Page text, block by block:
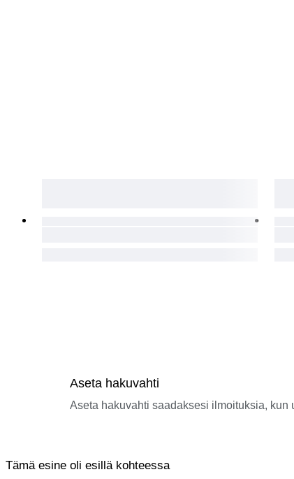
Aseta hakuvahti
Aseta hakuvahti saadaksesi ilmoituksia, kun
Tämä esine oli esillä kohteessa